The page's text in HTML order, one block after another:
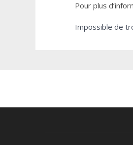
Pour plus
Impossible de